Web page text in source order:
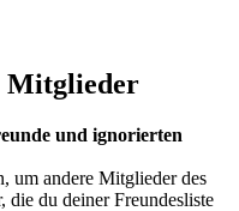
Mitglieder
und ignorierten
um andere Mitglieder des
du deiner Freundesliste